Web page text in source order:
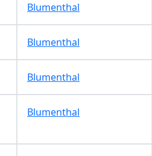
Blumenthal
Blumenthal
Blumenthal
Blumenthal